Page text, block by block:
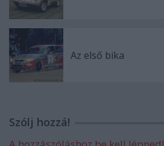
Az első bika
Szólj hozzá!